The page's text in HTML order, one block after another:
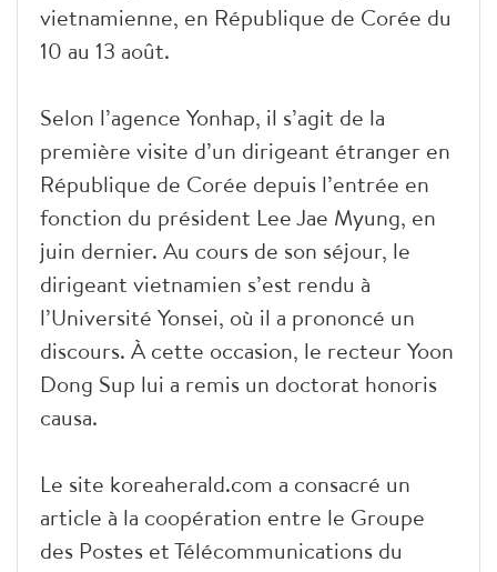
vietnamienne, en République de Corée du
10 au 13 août.
Selon l’agence Yonhap, il s’agit de la
première visite d’un dirigeant étranger en
République de Corée depuis l’entrée en
fonction du président Lee Jae Myung, en
juin dernier. Au cours de son séjour, le
dirigeant vietnamien s’est rendu à
l’Université Yonsei, où il a prononcé un
discours. À cette occasion, le recteur Yoon
Dong Sup lui a remis un doctorat honoris
causa.
Le site koreaherald.com a consacré un
article à la coopération entre le Groupe
des Postes et Télécommunications du